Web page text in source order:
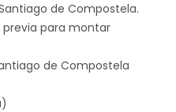
de Compostela.
previa para montar
de Compostela